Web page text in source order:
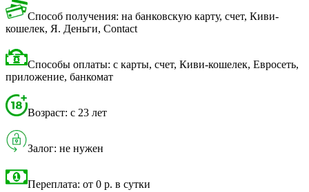
Способ получения: на банковскую карту, счет, Киви-
кошелек, Я. Деньги, Contact
Способы оплаты: с карты, счет, Киви-кошелек, Евросеть,
приложение, банкомат
Возраст: с 23 лет
Залог: не нужен
Переплата: от 0 р. в сутки